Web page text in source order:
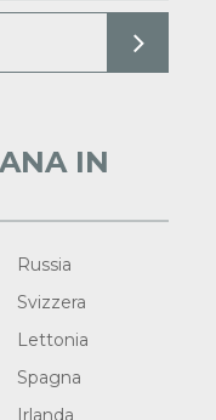
IN
Russia
Svizzera
Lettonia
Spagna
Irlanda